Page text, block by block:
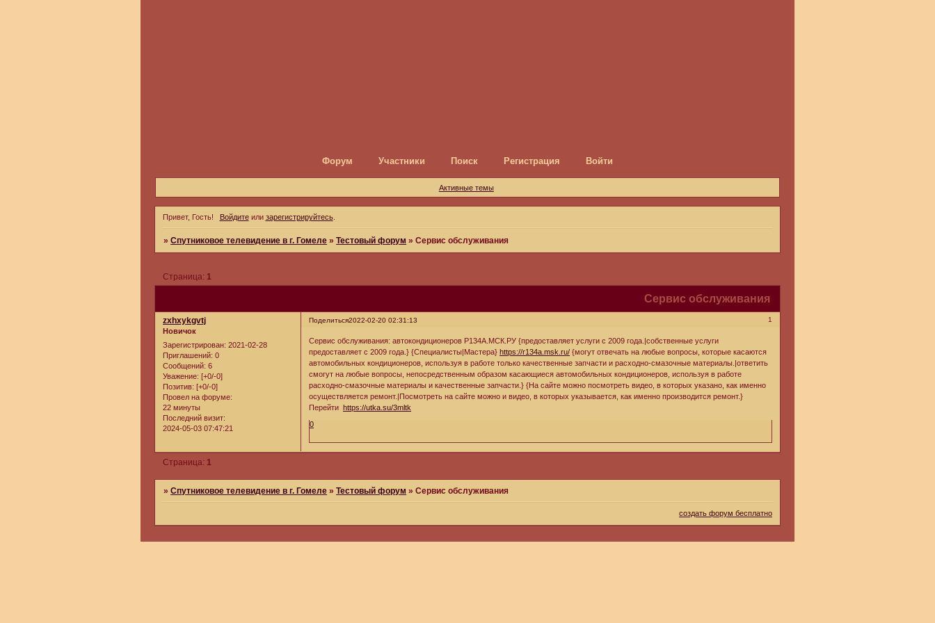
Форум Участники Поиск Регистрация Войти
Активные темы
Привет, Гость! Войдитеили зарегистрируйтесь.
»Спутниковое телевидение в г. Гомеле »Тестовый форум »Сервис обслуживания
Сервис обслуживания
Страница: 1
Поделиться 1
2022-02-20 02:31:13
zxhxykgvtj
Новичок
Зарегистрирован: 2021-02-28
Приглашений: 0
Сообщений: 6
Уважение: [+0/-0]
Позитив: [+0/-0]
Провел на форуме:
22 минуты
Последний визит:
2024-05-03 07:47:21
Сервис обслуживания: автокондиционеров Р134А.МСК.РУ {предоставляет услуги с 2009 года.|собственные услуги
предоставляет с 2009 года.} {Специалисты|Мастера}https://r134a.msk.ru/ {могут отвечать на любые вопросы, которые касаются
автомобильных кондиционеров, используя в работе только качественные запчасти и расходно-смазочные материалы.|ответить
смогут на любые вопросы, непосредственным образом касающиеся автомобильных кондиционеров, используя в работе
расходно-смазочные материалы и качественные запчасти.} {На сайте можно посмотреть видео, в которых указано, как именно
осуществляется ремонт.|Посмотреть на сайте можно и видео, в которых указывается, как именно производится ремонт.}
Перейтиhttps://utka.su/3mltk
0
Страница: 1
»Спутниковое телевидение в г. Гомеле »Тестовый форум »Сервис обслуживания
создать форум бесплатно